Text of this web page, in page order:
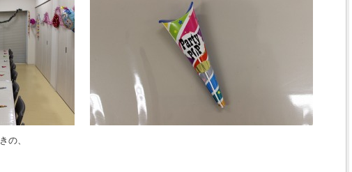
の、